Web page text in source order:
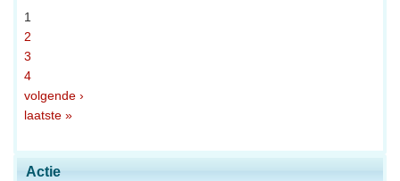
Actie
1
2
3
4
volgende ›
laatste »